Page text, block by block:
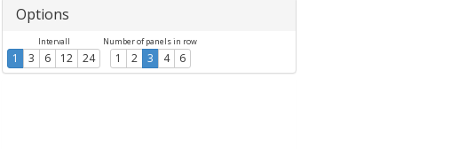
Options
Intervall
1 3 6 12 24
Number of panels in row
1 2 3 4 6